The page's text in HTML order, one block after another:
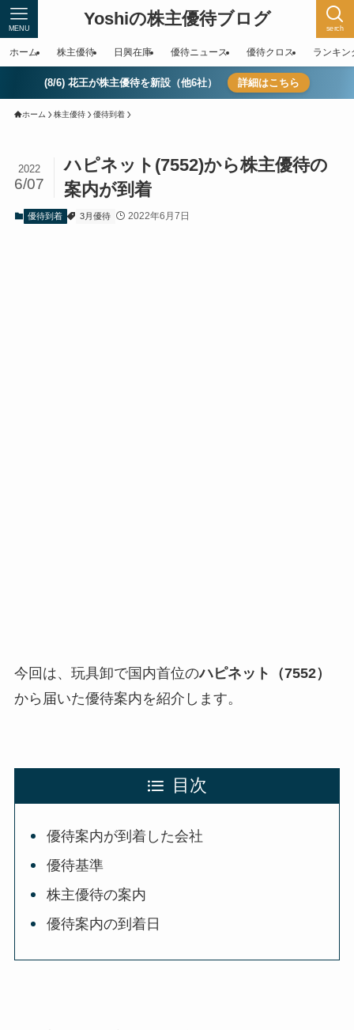
Yoshiの株主優待ブログ serch
MENU
ホーム 株主優待 日興在庫 優待ニュース 優待クロス ランキン
(8/6) 花王が株主優待を新設（他6社） 詳細はこちら
ホーム 株主優待 優待到着
ハピネット(7552)から株主優待の
案内が到着
2022
6/07
優待到着 3月優待 2022年6月7日
今回は、玩具卸で国内首位のハピネット（7552）
から届いた優待案内を紹介します。
目次
優待案内が到着した会社
優待基準
株主優待の案内
優待案内の到着日